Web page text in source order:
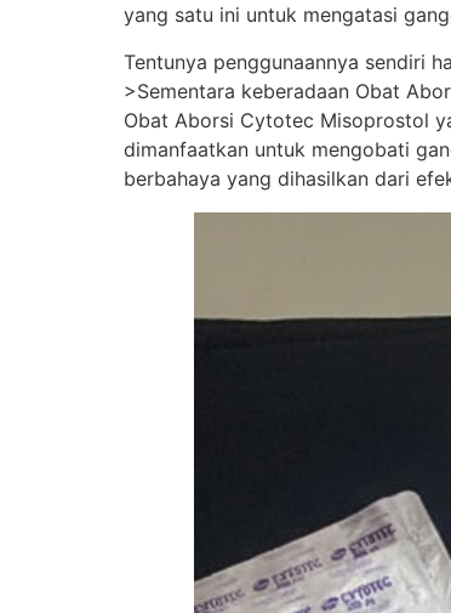
yang satu ini untuk mengatasi
Tentunya penggunaannya sendiri
>Sementara keberadaan Obat
Obat Aborsi Cytotec Misoprostol
dimanfaatkan untuk mengobati
berbahaya yang dihasilkan dari